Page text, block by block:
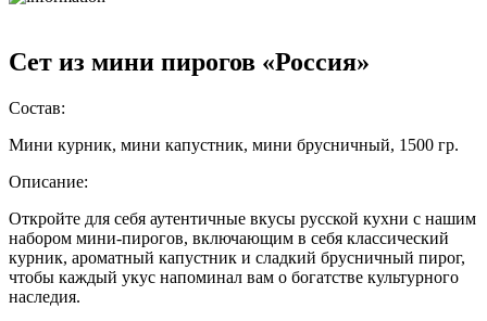
Сет из мини пирогов «Россия»
Состав:
Мини курник, мини капустник, мини брусничный, 1500 гр.
Описание:
Откройте для себя аутентичные вкусы русской кухни с нашим
набором мини-пирогов, включающим в себя классический
курник, ароматный капустник и сладкий брусничный пирог,
чтобы каждый укус напоминал вам о богатстве культурного
наследия.